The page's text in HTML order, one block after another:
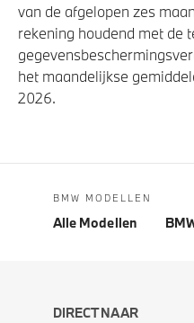
van de afgelopen zes
rekening houdend met de
het maandelijkse
2026.
BMW MODELLEN
Alle Modellen
DIRECT NAAR